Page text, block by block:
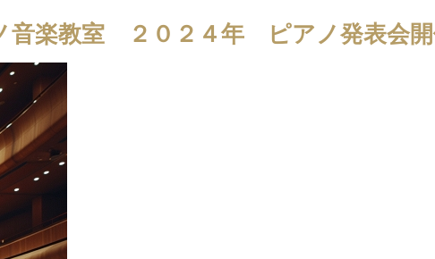
音楽教室 ２０２４年 ピアノ発表会